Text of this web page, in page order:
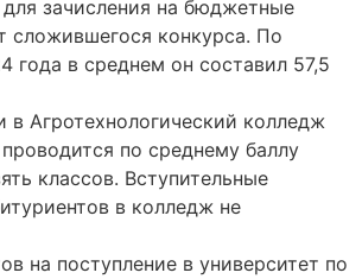
зачисления на бюджетные
сложившегося конкурса. По
года в среднем он составил 57,5
в Агротехнологический колледж
по среднему баллу
классов. Вступительные
в колледж не
на поступление в университет по